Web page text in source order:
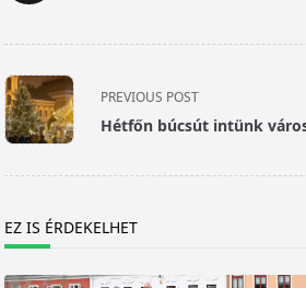
<span
class="nav-
subtitle
text">Page</span>
PREVIOUS POST
Hétfőn búcsút intünk
EZ IS ÉRDEKELHET